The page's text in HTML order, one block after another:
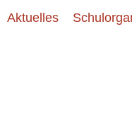
Aktuelles